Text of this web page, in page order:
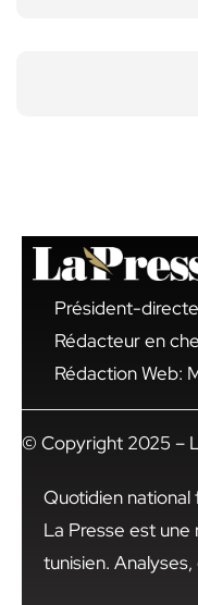
Président-
Rédacteur en
Rédaction Web:
© Copyright 2025 –
Quotidien
La Presse est
tunisien.